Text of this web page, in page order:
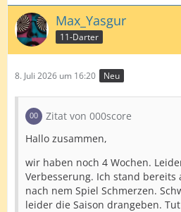
Max_Yasgur
11-Darter
8. Juli 2026 um 16:20 Neu
Zitat von 000score
Hallo zusammen,
wir haben noch 4 Wochen.
Verbesserung. Ich stand bereits
nach nem Spiel Schmerzen.
leider die Saison drangeben.